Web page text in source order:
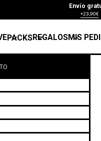
Envío
+23,90€
PACKSREGALOSMIS